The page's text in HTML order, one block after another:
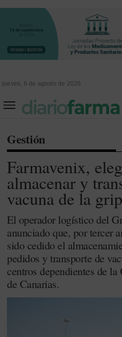
jueves, 6 de agosto de 2026
Gestión
Farmavenix,
almacenar y
vacuna de la
El operador logístico del
anunciado que, por tercer
sido cedido el
pedidos y transporte de
centros dependientes de
de Canarias.